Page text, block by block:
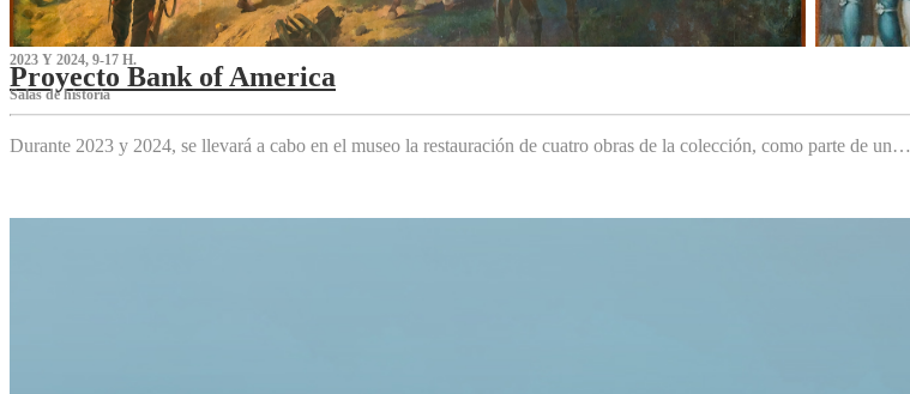
2023 Y 2024, 9-17 H.
Proyecto Bank of America
S‌alas de historia
Durante 2023 y 2024, se llevará a cabo en el museo la restauración de cuatro obras de la colección, como parte de un…